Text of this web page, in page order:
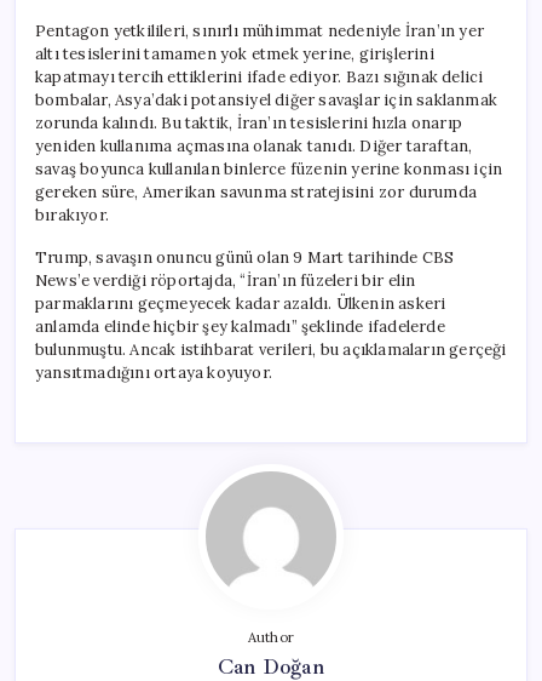
Pentagon yetkilileri, sınırlı mühimmat nedeniyle İran’ın yer
altı tesislerini tamamen yok etmek yerine, girişlerini
kapatmayı tercih ettiklerini ifade ediyor. Bazı sığınak delici
bombalar, Asya’daki potansiyel diğer savaşlar için saklanmak
zorunda kalındı. Bu taktik, İran’ın tesislerini hızla onarıp
yeniden kullanıma açmasına olanak tanıdı. Diğer taraftan,
savaş boyunca kullanılan binlerce füzenin yerine konması için
gereken süre, Amerikan savunma stratejisini zor durumda
bırakıyor.
Trump, savaşın onuncu günü olan 9 Mart tarihinde CBS
News’e verdiği röportajda, “İran’ın füzeleri bir elin
parmaklarını geçmeyecek kadar azaldı. Ülkenin askeri
anlamda elinde hiçbir şey kalmadı” şeklinde ifadelerde
bulunmuştu. Ancak istihbarat verileri, bu açıklamaların gerçeği
yansıtmadığını ortaya koyuyor.
Author
Can Doğan